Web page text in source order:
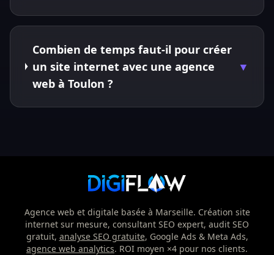
Combien de temps faut-il pour créer
un site internet avec une agence
web à Toulon ?
▼
Agence web et digitale basée à Marseille. Création site
internet sur mesure, consultant SEO expert, audit SEO
gratuit, analyse SEO gratuite, Google Ads & Meta Ads,
agence web analytics. ROI moyen ×4 pour nos clients.